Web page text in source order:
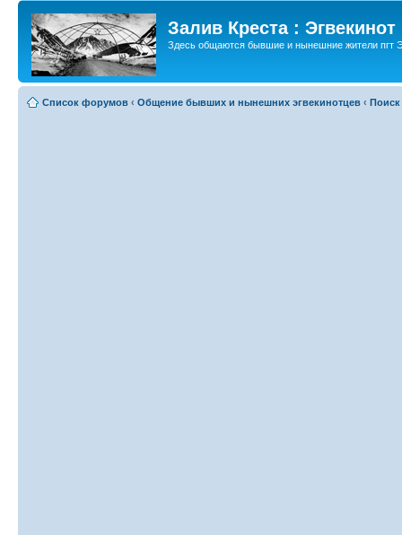
Залив Креста : Эгвекинот
Здесь общаются бывшие и нынешние жители пгт
Список форумов ‹ Общение бывших и нынешних эгвекинотцев ‹ Поиск